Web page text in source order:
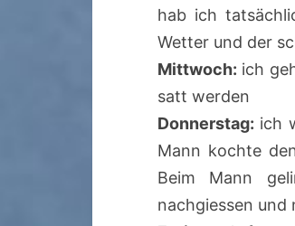
hab ich
Wetter und der
Mittwoch: ich
satt werden
Donnerstag: ich
Mann kochte
Beim Mann
nachgiessen und